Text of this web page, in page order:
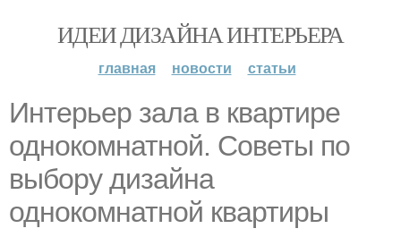
ИДЕИ ДИЗАЙНА ИНТЕРЬЕРА
главная новости статьи
Интерьер зала в квартире
однокомнатной. Советы по
выбору дизайна
однокомнатной квартиры